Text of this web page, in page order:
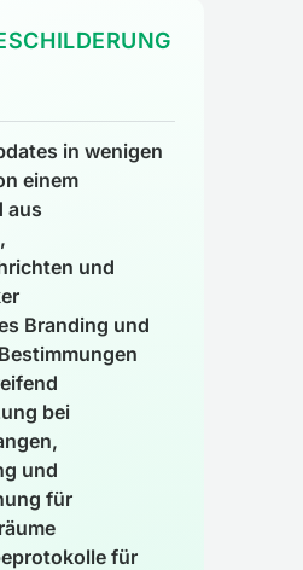
in wenigen
einem
aus
und
Branding und
bei
und
für
für